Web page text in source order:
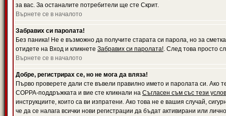
за вас. За останалите потребители ще сте Скрит.
Върнете се в началото
Забравих си паролата!
Без паника! Не е възможно да получите старата си парола, но за
отидете на Вход и кликнете Забравих си паролата!. След това просто
Върнете се в началото
Добре, регистрирах се, но не мога да вляза!
Първо проверете дали сте въвели правилно името и паролата си. Ако
COPPA-поддръжката и вие сте кликнали на Съгласен съм със тези
инструкциите, които са ви изпратени. Ако това не е вашия случай,
че да се налага всички нови регистрации да бъдат активирани или